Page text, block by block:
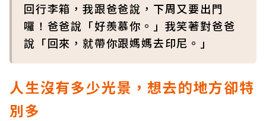
回行李箱，我跟爸爸說，下周又要出門
囉！爸爸說「好羨慕你。」我笑著對爸爸
說「回來，就帶你跟媽媽去印尼。」
人生沒有多少光景，想去的地方卻特
別多